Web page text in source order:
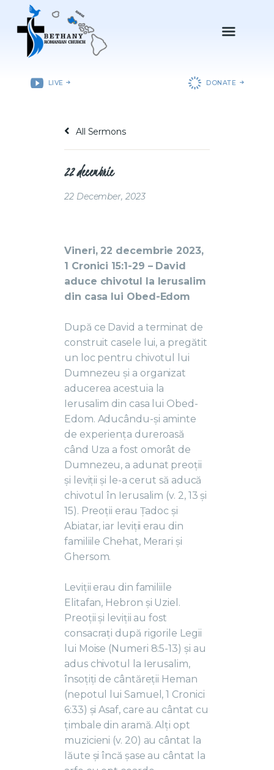
LIVE DONATE
ACASǍ
RESURSE
CONTACT
All Sermons
22 decembrie
22 December, 2023
Vineri, 22 decembrie 2023,
1 Cronici 15:1-29 – David
aduce chivotul la Ierusalim
din casa lui Obed-Edom
După ce David a terminat de
construit casele lui, a pregătit
un loc pentru chivotul lui
Dumnezeu și a organizat
aducerea acestuia la
Ierusalim din casa lui Obed-
Edom. Aducându-și aminte
de experiența dureroasă
când Uza a fost omorât de
Dumnezeu, a adunat preoții
și leviții și le-a cerut să aducă
chivotul în Ierusalim (v. 2, 13 și
15). Preoții erau Țadoc și
Abiatar, iar leviții erau din
familiile Chehat, Merari și
Ghersom.
Leviții erau din familiile
Elitafan, Hebron și Uziel.
Preoții și leviții au fost
consacrați după rigorile Legii
lui Moise (Numeri 8:5-13) și au
adus chivotul la Ierusalim,
însoțiți de cântăreții Heman
(nepotul lui Samuel, 1 Cronici
6:33) și Asaf, care au cântat cu
țimbale din aramă. Alți opt
muzicieni (v. 20) au cântat la
lăute și încă șase au cântat la